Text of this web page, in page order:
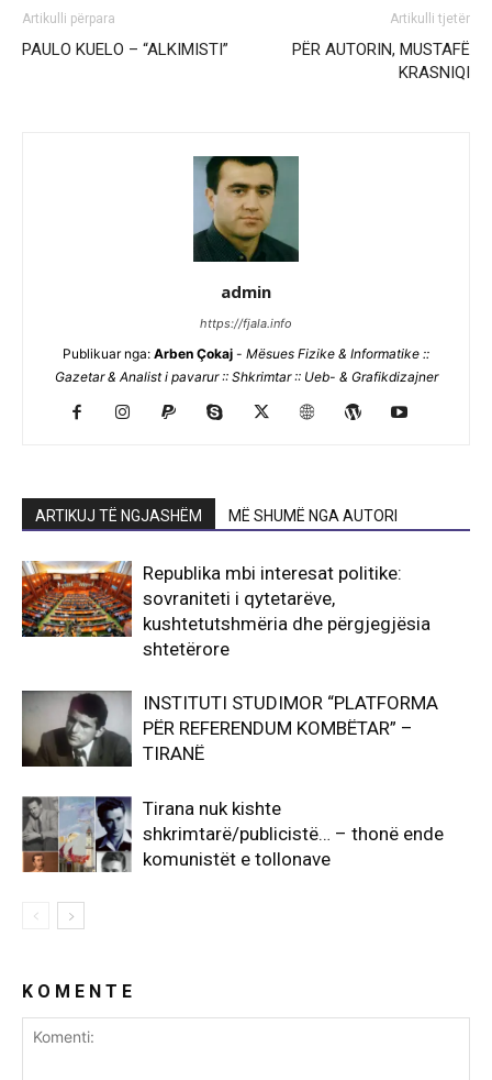
Artikulli përpara
PAULO KUELO – “ALKIMISTI”
Artikulli tjetër
PËR AUTORIN, MUSTAFË
KRASNIQI
admin
https://fjala.info
Publikuar nga: Arben Çokaj - Mësues Fizike & Informatike ::
Gazetar & Analist i pavarur :: Shkrimtar :: Ueb- & Grafikdizajner
ARTIKUJ TË NGJASHËM MË SHUMË NGA AUTORI
Republika mbi interesat politike:
sovraniteti i qytetarëve,
kushtetutshmëria dhe përgjegjësia
shtetërore
INSTITUTI STUDIMOR “PLATFORMA
PËR REFERENDUM KOMBËTAR” –
TIRANË
Tirana nuk kishte
shkrimtarë/publicistë… – thonë ende
komunistët e tollonave
K O M E N T E